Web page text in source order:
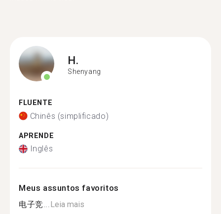
H.
Shenyang
FLUENTE
Chinês (simplificado)
APRENDE
Inglês
Meus assuntos favoritos
电子竞...Leia mais